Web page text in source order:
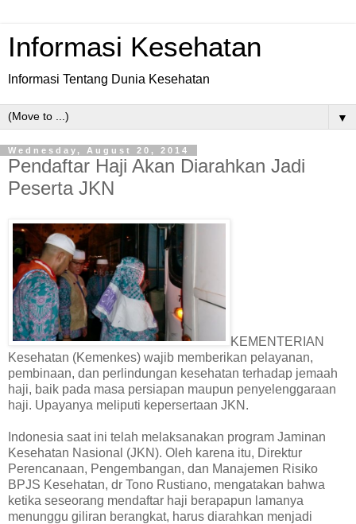
Informasi Kesehatan
Informasi Tentang Dunia Kesehatan
▼
Wednesday, August 20, 2014
Pendaftar Haji Akan Diarahkan Jadi
Peserta JKN
KEMENTERIAN
Kesehatan (Kemenkes) wajib memberikan pelayanan,
pembinaan, dan perlindungan kesehatan terhadap jemaah
haji, baik pada masa persiapan maupun penyelenggaraan
haji. Upayanya meliputi kepersertaan JKN.
Indonesia saat ini telah melaksanakan program Jaminan
Kesehatan Nasional (JKN). Oleh karena itu, Direktur
Perencanaan, Pengembangan, dan Manajemen Risiko
BPJS Kesehatan, dr Tono Rustiano, mengatakan bahwa
ketika seseorang mendaftar haji berapapun lamanya
menunggu giliran berangkat, harus diarahkan menjadi